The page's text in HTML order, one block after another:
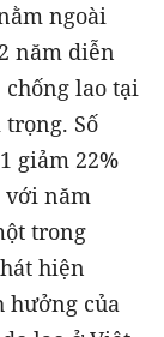
ngoài
năm diễn
chống lao tại
Số
giảm 22%
với năm
trong
hiện
hưởng của